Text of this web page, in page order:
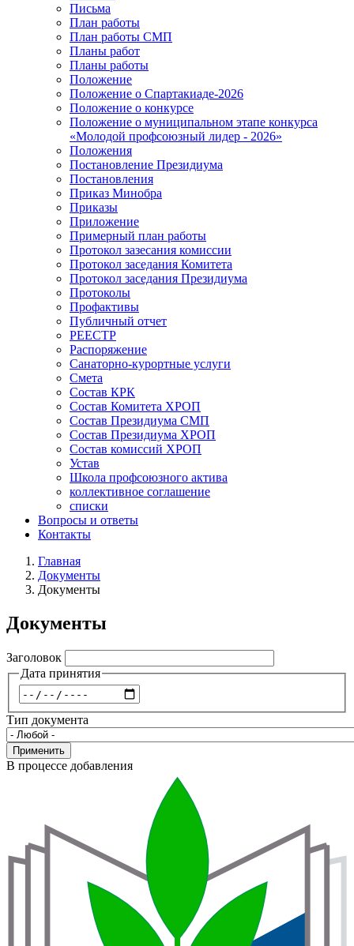
Письма
План работы
План работы СМП
Планы работ
Планы работы
Положение
Положение о Спартакиаде-2026
Положение о конкурсе
Положение о муниципальном этапе конкурса
«Молодой профсоюзный лидер - 2026»
Положения
Постановление Президиума
Постановления
Приказ Минобра
Приказы
Приложение
Примерный план работы
Протокол зазесания комиссии
Протокол заседания Комитета
Протокол заседания Президиума
Протоколы
Профактивы
Публичный отчет
РЕЕСТР
Распоряжение
Санаторно-курортные услуги
Смета
Состав КРК
Состав Комитета ХРОП
Состав Президиума СМП
Состав Президиума ХРОП
Состав комиссий ХРОП
Устав
Школа профсоюзного актива
коллективное соглашение
списки
Вопросы и ответы
Контакты
Строка
навигации
Главная
Документы
Документы
Документы
Заголовок
Дата принятия
Дата
Тип документа
Применить
В процессе добавления